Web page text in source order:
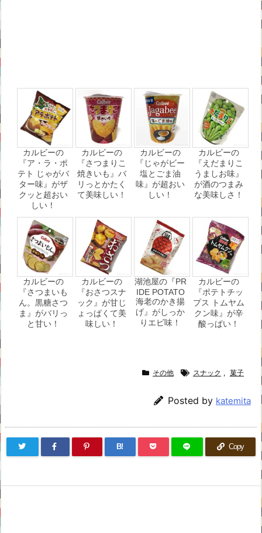
カルビーの
『ア・ラ・ポ
テト じゃがバ
ター味』がザ
クッと超おい
しい！
カルビーの
『さつまりこ
焼きいも』バ
リっとかたく
て美味しい！
カルビーの
『じゃがビー
塩とごま油
味』が超おい
しい！
カルビーの
『えだまりこ
うましお味』
が酒のつまみ
な美味しさ！
カルビーの
『さつまいも
ん。黒糖さつ
ま』がバリっ
と甘い！
カルビーの
『おさつスナ
ック』が甘じ
ょっぱくて美
味しい！
湖池屋の『PR
IDE POTATO
海老のかき揚
げ』がしっか
りエビ味！
カルビーの
『ポテトチッ
プス トムヤム
クン味』が辛
酸っぱい！
その他 スナック , 菓子
Posted by katemita
B! Copy